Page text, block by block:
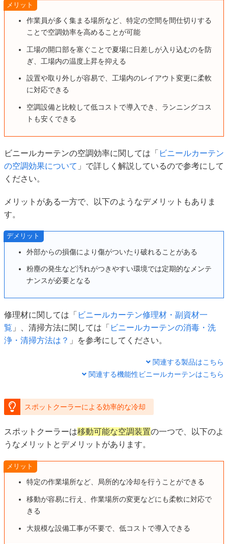
メリット
作業員が多く集まる場所など、特定の空間を間仕切りする
ことで空調効率を高めることが可能
工場の開口部を塞ぐことで夏場に日差しが入り込むのを防
ぎ、工場内の温度上昇を抑える
設置や取り外しが容易で、工場内のレイアウト変更に柔軟
に対応できる
空調設備と比較して低コストで導入でき、ランニングコス
トも安くできる
ビニールカーテンの空調効率に関しては「 ビニールカーテン
の空調効果について 」で詳しく解説しているので参考にして
ください。
メリットがある一方で、以下のようなデメリットもありま
す。
デメリット
外部からの損傷により傷がついたり破れることがある
粉塵の発生など汚れがつきやすい環境では定期的なメンテ
ナンスが必要となる
修理材に関しては「 ビニールカーテン修理材・副資材一
覧 」、清掃方法に関しては「 ビニールカーテンの消毒・洗
浄・清掃方法は？ 」を参考にしてください。
関連する製品はこちら
関連する機能性ビニールカーテンはこちら
スポットクーラーによる効率的な冷却
スポットクーラーは移動可能な空調装置の一つで、以下のよ
うなメリットとデメリットがあります。
メリット
特定の作業場所など、局所的な冷却を行うことができる
移動が容易に行え、作業場所の変更などにも柔軟に対応で
きる
大規模な設備工事が不要で、低コストで導入できる